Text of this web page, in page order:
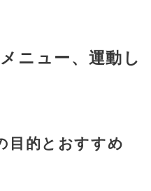
ニュー、運動し
目的とおすすめ